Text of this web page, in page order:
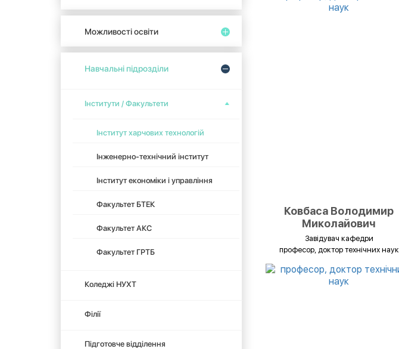
Можливості освіти
Навчальні підрозділи
Інститути / Факультети
Інститут харчових технологій
Інженерно-технічний інститут
Інститут економіки і управління
Факультет БТЕК
Факультет АКС
Факультет ГРТБ
Коледжі НУХТ
Філії
Підготовче відділення
Ковбаса Володимир
Миколайович
Завідувач кафедри
професор, доктор технічних наук